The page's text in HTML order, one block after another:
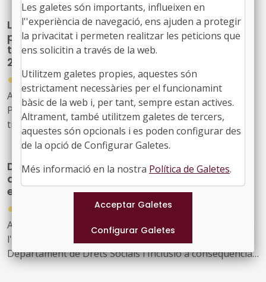
s'encarrega a L'Energètica la provisió general de serveis
en l'àmbit de l'energia
La Generalitat crea un programa temporal
per impulsar la descarbonització i la
transició cap a una indústria neta fins al
2030
●
30/07/2026
Acord GOV/197/2026, de 28 de juliol, pel qual es crea el
Programa temporal per a la descarbonització i la
transició cap a una indústria neta a Catalunya, horitzó
2030
Drets Socials reforçarà la seva estructura
amb 163 noves places per ampliar i millorar
els serveis públics
●
Acord GOV/208/2026, de 28 de juliol, pel qual s'autoritza
l'ampliació de la plantilla pressupostària del
Departament de Drets Socials i Inclusió a conseqüència
de la creació de nous serveis i l'ampliació dels existents
Les galetes són importants, influeixen en
l''experiència de navegació, ens ajuden a protegir
la privacitat i permeten realitzar les peticions que
ens solicitin a través de la web.
Utilitzem galetes propies, aquestes són
estrictament necessàries per el funcionamint
bàsic de la web i, per tant, sempre estan actives.
Altrament, també utilitzem galetes de tercers,
aquestes són opcionals i es poden configurar des
de la opció de Configurar Galetes.
Més informació en la nostra Política de Galetes.